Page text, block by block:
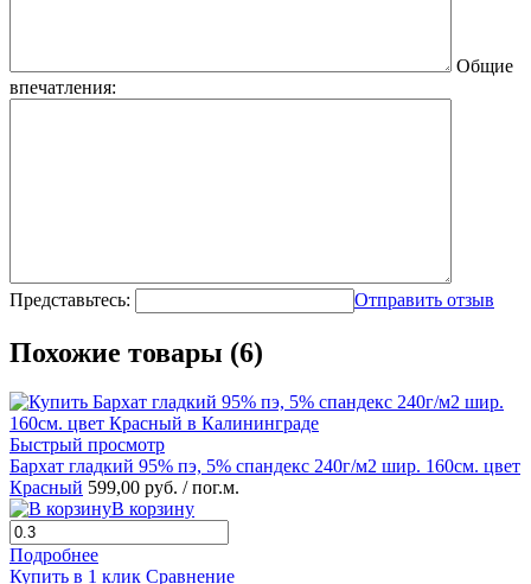
Общие
впечатления:
Представьтесь: Отправить отзыв
Похожие товары (6)
Быстрый просмотр
Бархат гладкий 95% пэ, 5% спандекс 240г/м2 шир. 160см. цвет
Красный 599,00 руб. / пог.м.
В корзину
Подробнее
Купить в 1 клик Сравнение